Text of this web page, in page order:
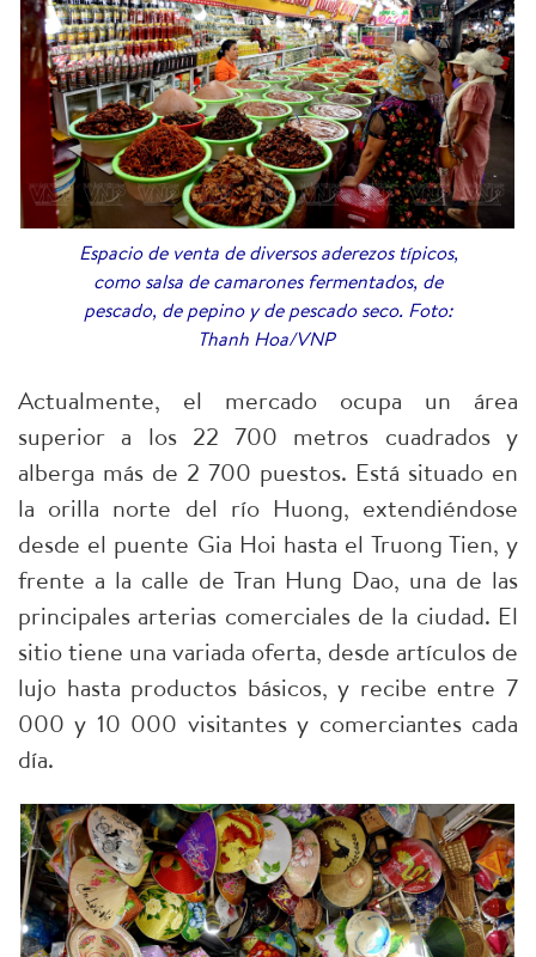
Espacio de venta de diversos aderezos típicos,
como salsa de camarones fermentados, de
pescado, de pepino y de pescado seco. Foto:
Thanh Hoa/VNP
Actualmente, el mercado ocupa un área
superior a los 22 700 metros cuadrados y
alberga más de 2 700 puestos. Está situado en
la orilla norte del río Huong, extendiéndose
desde el puente Gia Hoi hasta el Truong Tien, y
frente a la calle de Tran Hung Dao, una de las
principales arterias comerciales de la ciudad. El
sitio tiene una variada oferta, desde artículos de
lujo hasta productos básicos, y recibe entre 7
000 y 10 000 visitantes y comerciantes cada
día.